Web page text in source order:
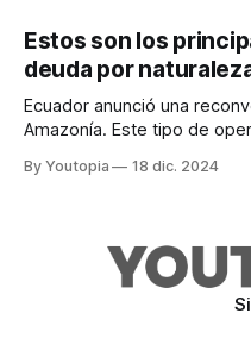
Estos son los
deuda por
Ecuador anunció una
Amazonía. Este tipo de
By Youtopia 18 dic. 2024